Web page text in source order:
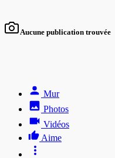
Aucune publication trouvée
Mur
Photos
Vidéos
Aime